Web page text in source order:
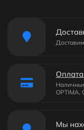
OPTIMA,
Мы